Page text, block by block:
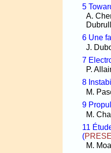
5
A.
6 Une
J.
7
P.
8
M.
9
M.
11
(
M.